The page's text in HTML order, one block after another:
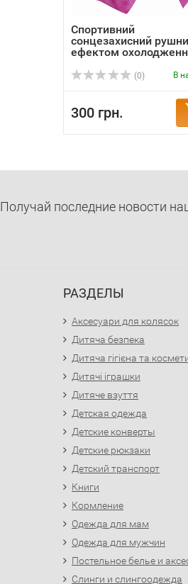
Спортивний
сонцезахисний
ефектом
(0) В
300 грн.
Получай последние новости
РАЗДЕЛЫ
Аксесуари для колясок
Дитяча безпека
Дитяча гігієна та
Дитячі іграшки
Дитяче взуття
Детская одежда
Детские конверты
Детские рюкзаки
Детский транспорт
Книги
Кормление
Одежда для мам
Одежда для мужчин
Постельное белье и
Слинги и слингоодежда